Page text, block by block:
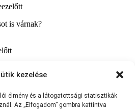
kezelése
élmény és a látogatottsági statisztikák
Az „Elfogadom” gombra kattintva